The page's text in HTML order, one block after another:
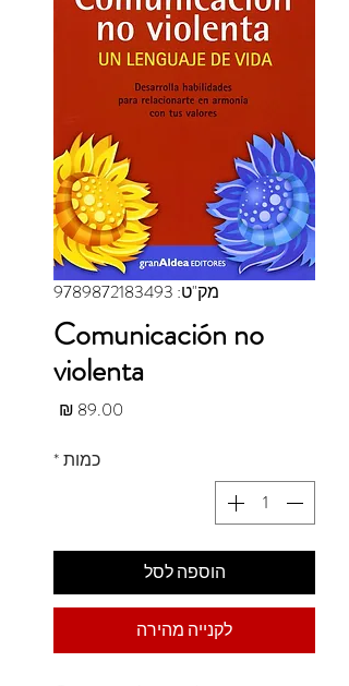
מק"ט: 9789872183493
Comunicación no
violenta
כמות*
הוספה לסל
לקנייה מהירה